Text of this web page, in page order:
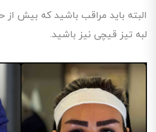
البته باید مراقب باشید که بیش از
لبه تیز قیچی نیز باشید.